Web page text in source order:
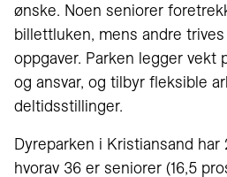
ønske. Noen seniorer
billettluken, mens andre
oppgaver. Parken legger vekt
og ansvar, og tilbyr fleksible
deltidsstillinger.
Dyreparken i Kristiansand har
hvorav 36 er seniorer (16,5